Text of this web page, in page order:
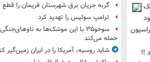
!!
گربه جریان برق شهرستان فریمان را قطع
ترامپ سوئیس را تهدید کرد
سوخو۳۵ با این موشک‌ها به ناوهای‌جنگی
حمله می‌کند
شاید روسیه، آمریکا را در ایران زمین‌گیر